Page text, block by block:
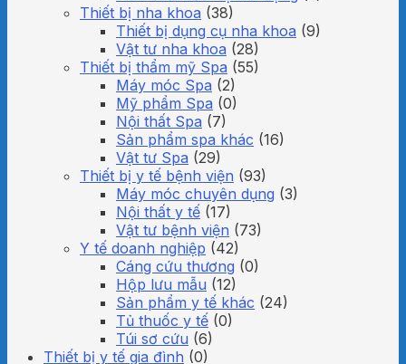
Thiết bị nha khoa (38)
Thiết bị dụng cụ nha khoa (9)
Vật tư nha khoa (28)
Thiết bị thẩm mỹ Spa (55)
Máy móc Spa (2)
Mỹ phẩm Spa (0)
Nội thất Spa (7)
Sản phẩm spa khác (16)
Vật tư Spa (29)
Thiết bị y tế bệnh viện (93)
Máy móc chuyên dụng (3)
Nội thất y tế (17)
Vật tư bệnh viện (73)
Y tế doanh nghiệp (42)
Cáng cứu thương (0)
Hộp lưu mẫu (12)
Sản phẩm y tế khác (24)
Tủ thuốc y tế (0)
Túi sơ cứu (6)
Thiết bị y tế gia đình (0)